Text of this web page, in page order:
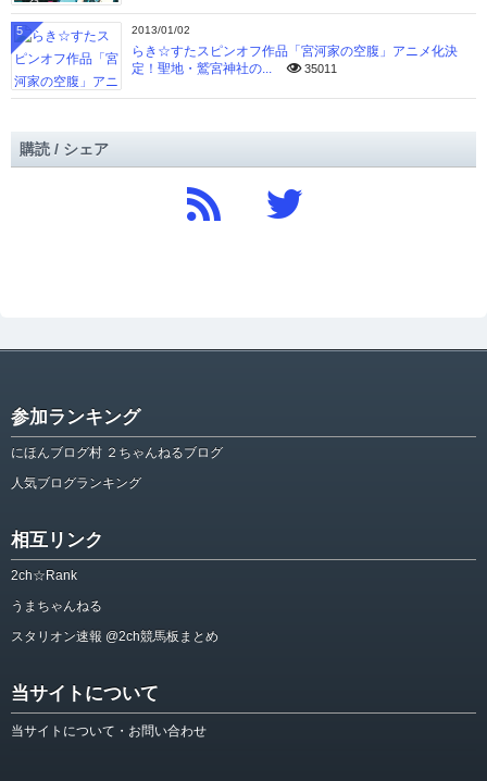
2013/01/02
らき☆すたスピンオフ作品「宮河家の空腹」アニメ化決
定！聖地・鷲宮神社の...
35011
5
購読 / シェア
参加ランキング
にほんブログ村 ２ちゃんねるブログ
人気ブログランキング
相互リンク
2ch☆Rank
うまちゃんねる
スタリオン速報 @2ch競馬板まとめ
当サイトについて
当サイトについて・お問い合わせ